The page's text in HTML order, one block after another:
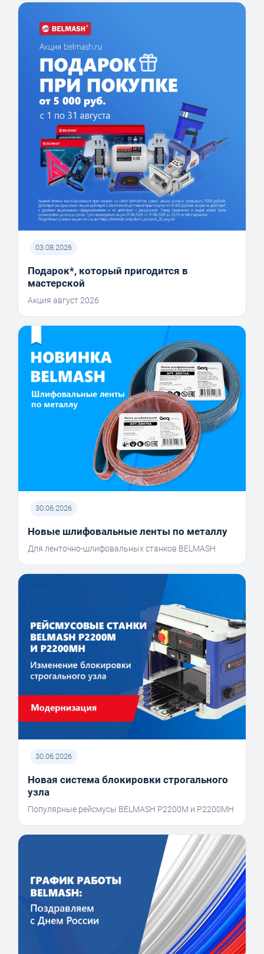
03.08.2026
Подарок*, который пригодится в
мастерской
Акция август 2026
30.06.2026
Новые шлифовальные ленты по металлу
Для ленточно-шлифовальных станков BELMASH
30.06.2026
Новая система блокировки строгального
узла
Популярные рейсмусы BELMASH P2200M и P2200MH